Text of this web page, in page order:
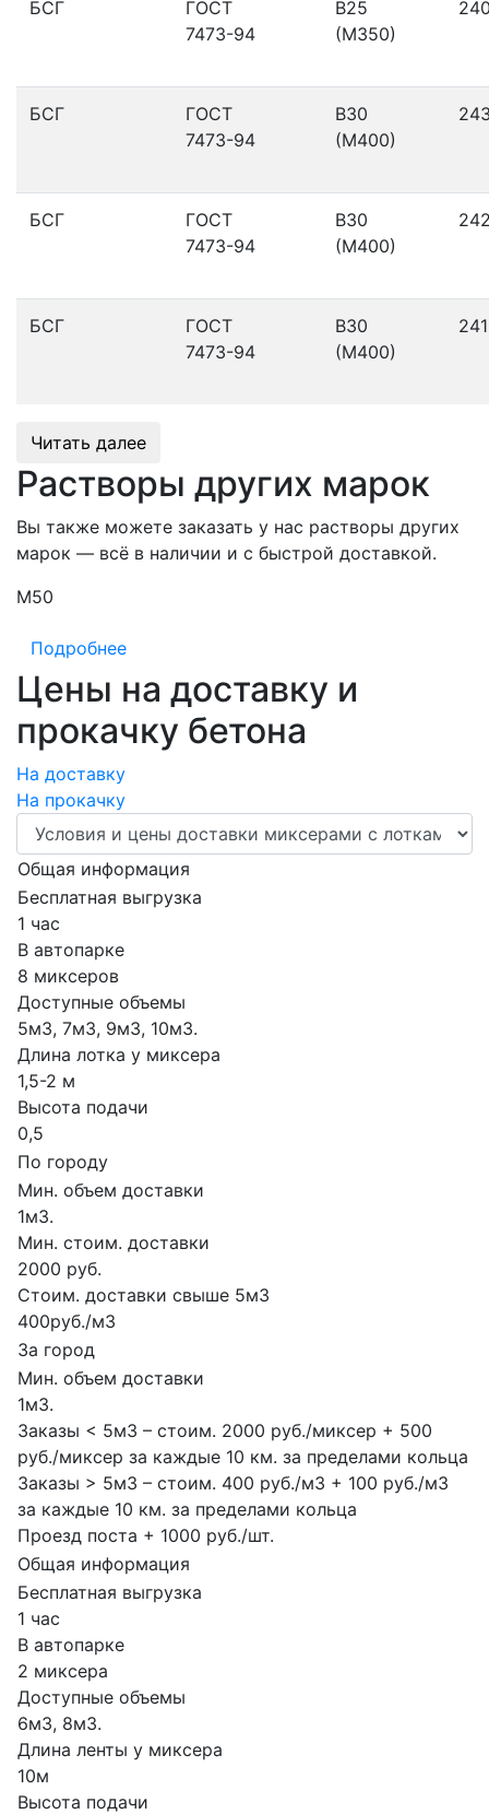
БСГ
ГОСТ
7473-94
В25
(М350)
БСГ
ГОСТ
7473-94
В30
(М400)
БСГ
ГОСТ
7473-94
В30
(М400)
БСГ
ГОСТ
7473-94
В30
(М400)
Читать далее
Растворы других марок
Вы также можете заказать у нас растворы других
марок — всё в наличии и с быстрой доставкой.
М50
Подробнее
Цены на доставку и
прокачку бетона
На доставку
На прокачку
Общая информация
Бесплатная выгрузка
1 час
В автопарке
8 миксеров
Доступные объемы
5м3, 7м3, 9м3, 10м3.
Длина лотка у миксера
1,5-2 м
Высота подачи
0,5
По городу
Мин. объем доставки
1м3.
Мин. стоим. доставки
2000 руб.
Стоим. доставки свыше 5м3
400руб./м3
За город
Мин. объем доставки
1м3.
Заказы < 5м3 – стоим. 2000 руб./миксер + 500
руб./миксер за каждые 10 км. за пределами кольца
Заказы > 5м3 – стоим. 400 руб./м3 + 100 руб./м3
за каждые 10 км. за пределами кольца
Проезд поста + 1000 руб./шт.
Общая информация
Бесплатная выгрузка
1 час
В автопарке
2 миксера
Доступные объемы
6м3, 8м3.
Длина ленты у миксера
10м
Высота подачи